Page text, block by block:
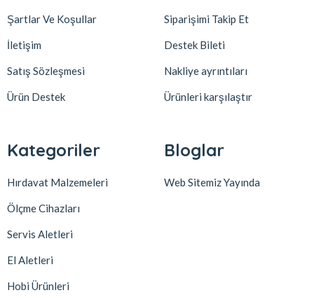
Şartlar Ve Koşullar
İletişim
Satış Sözleşmesi
Ürün Destek
Siparişimi Takip Et
Destek Bileti
Nakliye ayrıntıları
Ürünleri karşılaştır
Kategoriler
Hırdavat Malzemeleri
Ölçme Cihazları
Servis Aletleri
El Aletleri
Hobi Ürünleri
Bloglar
Web Sitemiz Yayında